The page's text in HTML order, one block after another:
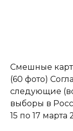
Смешные
(60 фото)
следующие
выборы в
15 по 17 марта